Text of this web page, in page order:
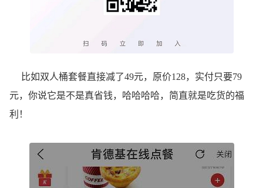
比如双人桶套餐直接减了49元，原价128，实付只要79
元，你说它是不是真省钱，哈哈哈哈，简直就是吃货的福
利！